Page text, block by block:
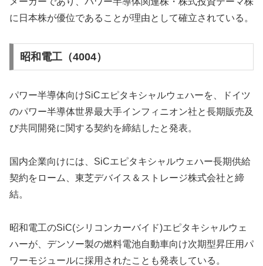
に日本株が優位であることが理由として確立されている。
昭和電工（4004）
パワー半導体向けSiCエピタキシャルウェハーを、ドイツ
のパワー半導体世界最大手インフィニオン社と長期販売及
び共同開発に関する契約を締結したと発表。
国内企業向けには、SiCエピタキシャルウェハー長期供給
契約をローム、東芝デバイス＆ストレージ株式会社と締
結。
昭和電工のSiC(シリコンカーバイド)エピタキシャルウェ
ハーが、デンソー製の燃料電池自動車向け次期型昇圧用パ
ワーモジュールに採用されたことも発表している。